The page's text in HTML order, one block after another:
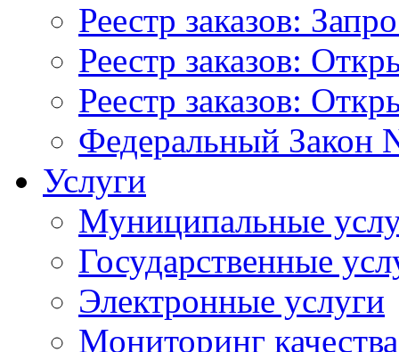
Реестр заказов:
Реестр заказов:
Реестр заказов:
Федеральный Закон
Услуги
Муниципальные
Государственные
Электронные услуги
Мониторинг